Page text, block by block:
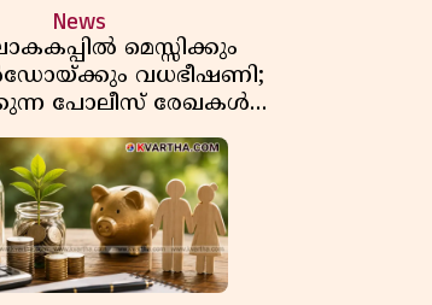
News
മെസ്സിക്കും
വധഭീഷണി;
പോലീസ് രേഖകൾ
പുറത്ത്